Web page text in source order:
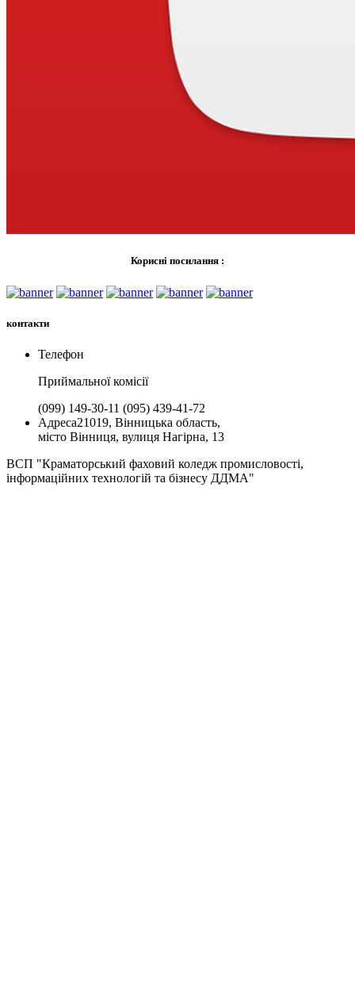
Корисні посилання :
контакти
Телефон
Приймальної комiсії
(099) 149-30-11 (095) 439-41-72
Адреса21019, Вінницька область,
місто Вінниця, вулиця Нагірна, 13
ВСП "Краматорський фаховий коледж промисловості,
інформаційних технологій та бізнесу ДДМА"